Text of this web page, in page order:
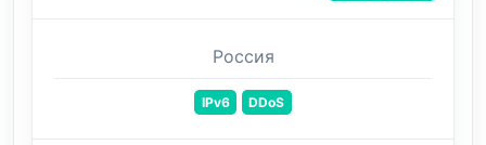
Россия
IPv6 DDoS